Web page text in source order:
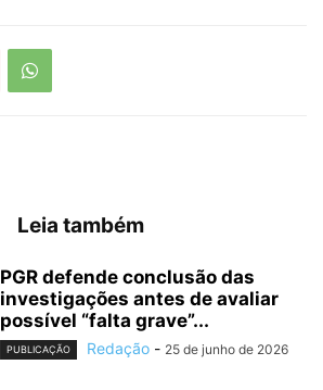
Leia também
PGR defende conclusão das
investigações antes de avaliar
possível “falta grave”...
PUBLICAÇÃO Redação - 25 de junho de 2026